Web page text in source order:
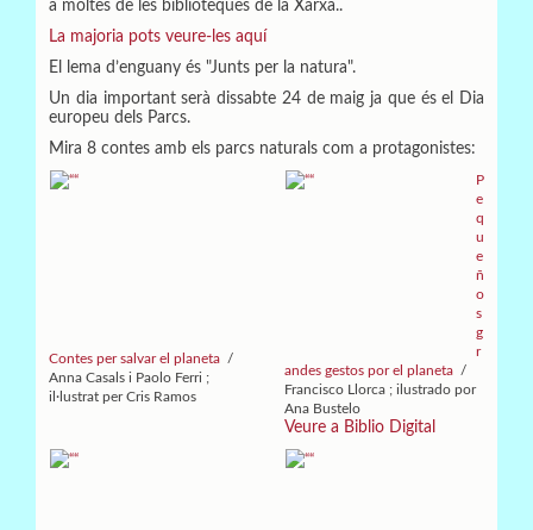
a moltes de les biblioteques de la Xarxa..
La majoria pots veure-les aquí
El lema d’enguany és "Junts per la natura".
Un dia important serà dissabte 24 de maig ja que és el Dia
europeu dels Parcs.
Mira 8 contes amb els parcs naturals com a protagonistes:
Contes per salvar el planeta /
Anna Casals i Paolo Ferri ;
il·lustrat per Cris Ramos
P
e
q
u
e
ñ
o
s
g
r
andes gestos por el planeta /
Francisco Llorca ; ilustrado por
Ana Bustelo
Veure a Biblio Digital